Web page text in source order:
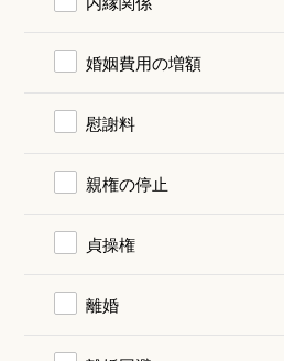
婚姻費用の増額
慰謝料
親権の停止
貞操権
離婚